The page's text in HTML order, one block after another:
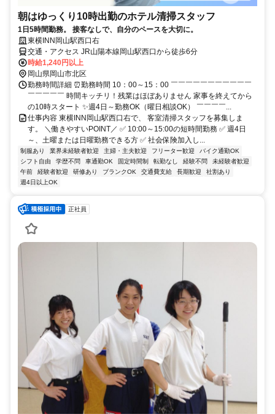
朝はゆっくり10時出勤のホテル清掃スタッフ
1日5時間勤務。 接客なしで、自分のペースを大切に。
東横INN岡山駅西口右
交通・アクセス JR山陽本線岡山駅西口から徒歩6分
時給1,240円以上
岡山県岡山市北区
勤務時間詳細 ⏰勤務時間 10：00～15：00 ￣￣￣￣￣￣￣￣￣￣￣
￣￣￣￣￣ 時間キッチリ！残業はほぼありません 家事を終えてから
の10時スタート ✨週4日～勤務OK（曜日相談OK） ￣￣￣￣...
仕事内容 東横INN岡山駅西口右で、 客室清掃スタッフを募集しま
す。 ＼働きやすいPOINT／ ✅ 10:00～15:00の短時間勤務 ✅ 週4日
～、土曜または日曜勤務できる方 ✅ 社会保険加入し...
制服あり 業界未経験者歓迎 主婦・主夫歓迎 フリーター歓迎
バイク通勤OK
シフト自由
学歴不問 車通勤OK 固定時間制 転勤なし 経験不問
未経験者歓迎
午前
経験者歓迎 研修あり ブランクOK 交通費支給 長期歓迎
社割あり
週4日以上OK
正社員